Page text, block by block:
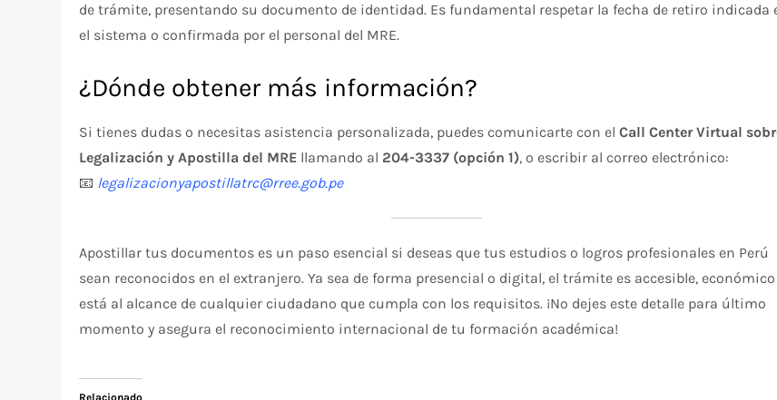
de trámite, presentando su documento de identidad. Es fundamental respetar la fecha de retiro indicada
el sistema o confirmada por el personal del MRE.
¿Dónde obtener más información?
Si tienes dudas o necesitas asistencia personalizada, puedes comunicarte con elCall Center Virtual
Legalización y Apostilla del MRE llamando al 204-3337 (opción 1), o escribir al correo electrónico:
📧 legalizacionyapostillatrc@rree.gob.pe
Apostillar tus documentos es un paso esencial si deseas que tus estudios o logros profesionales en Perú
sean reconocidos en el extranjero. Ya sea de forma presencial o digital, el trámite es accesible, económico
está al alcance de cualquier ciudadano que cumpla con los requisitos. ¡No dejes este detalle para último
momento y asegura el reconocimiento internacional de tu formación académica!